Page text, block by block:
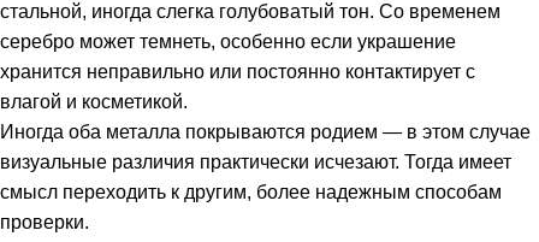
стальной, иногда слегка голубоватый тон. Со временем
серебро может темнеть, особенно если украшение
хранится неправильно или постоянно контактирует с
влагой и косметикой.
Иногда оба металла покрываются родием — в этом случае
визуальные различия практически исчезают. Тогда имеет
смысл переходить к другим, более надежным способам
проверки.